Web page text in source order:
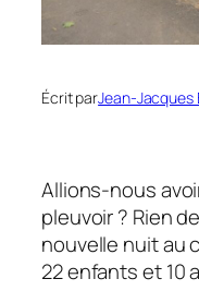
Écrit parJean-Jacques
Allions-nous
pleuvoir ? Rien
nouvelle nuit au
22 enfants et 10